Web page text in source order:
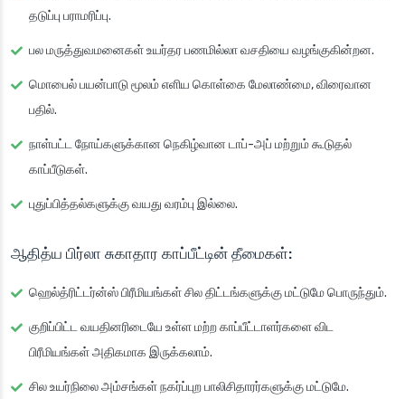
தடுப்பு பராமரிப்பு.
பல மருத்துவமனைகள் உயர்தர பணமில்லா வசதியை வழங்குகின்றன.
மொபைல் பயன்பாடு மூலம் எளிய கொள்கை மேலாண்மை, விரைவான
பதில்.
நாள்பட்ட நோய்களுக்கான நெகிழ்வான டாப்-அப் மற்றும் கூடுதல்
காப்பீடுகள்.
புதுப்பித்தல்களுக்கு வயது வரம்பு இல்லை.
ஆதித்ய பிர்லா சுகாதார காப்பீட்டின் தீமைகள்:
ஹெல்த்ரிட்டர்ன்ஸ் பிரீமியங்கள் சில திட்டங்களுக்கு மட்டுமே பொருந்தும்.
குறிப்பிட்ட வயதினரிடையே உள்ள மற்ற காப்பீட்டாளர்களை விட
பிரீமியங்கள் அதிகமாக இருக்கலாம்.
சில உயர்நிலை அம்சங்கள் நகர்ப்புற பாலிசிதாரர்களுக்கு மட்டுமே.